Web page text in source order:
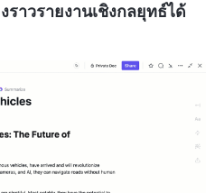
าวรายงานเชิงกลยุทธ์ได้